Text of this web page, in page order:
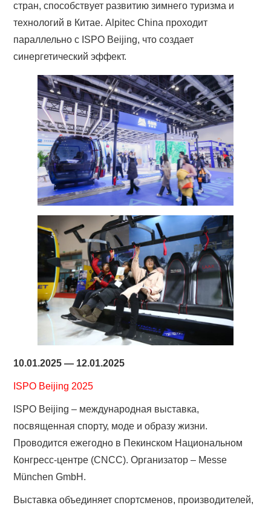
стран, способствует развитию зимнего туризма и
технологий в Китае. Alpitec China проходит
параллельно с ISPO Beijing, что создает
синергетический эффект.
10.01.2025 — 12.01.2025
ISPO Beijing 2025
ISPO Beijing – международная выставка,
посвященная спорту, моде и образу жизни.
Проводится ежегодно в Пекинском Национальном
Конгресс-центре (CNCC). Организатор – Messe
München GmbH.
Выставка объединяет спортсменов, производителей,